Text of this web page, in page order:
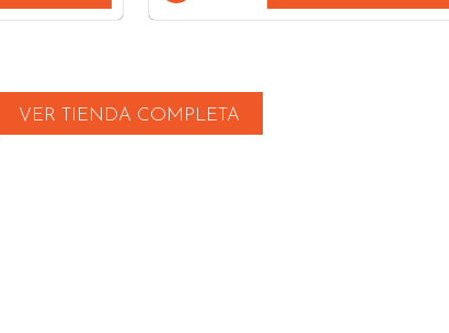
VER TIENDA COMPLETA